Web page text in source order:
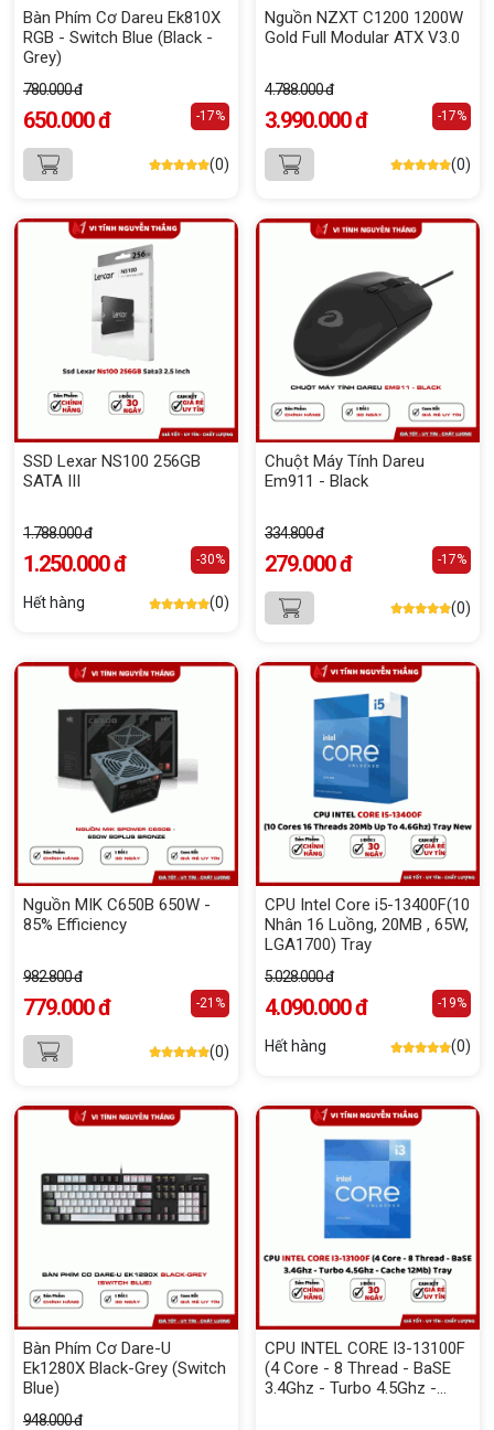
Bàn Phím Cơ Dareu Ek810X
RGB - Switch Blue (Black -
Grey)
780.000 đ
650.000 đ -17%
(0)
Nguồn NZXT C1200 1200W
Gold Full Modular ATX V3.0
4.788.000 đ
3.990.000 đ -17%
(0)
SSD Lexar NS100 256GB
SATA III
1.788.000 đ
1.250.000 đ -30%
Hết hàng (0)
Chuột Máy Tính Dareu
Em911 - Black
334.800 đ
279.000 đ -17%
(0)
Nguồn MIK C650B 650W -
85% Efficiency
982.800 đ
779.000 đ -21%
(0)
CPU Intel Core i5-13400F(10
Nhân 16 Luồng, 20MB , 65W,
LGA1700) Tray
5.028.000 đ
4.090.000 đ -19%
Hết hàng (0)
Bàn Phím Cơ Dare-U
Ek1280X Black-Grey (Switch
Blue)
948.000 đ
CPU INTEL CORE I3-13100F
(4 Core - 8 Thread - BaSE
3.4Ghz - Turbo 4.5Ghz -